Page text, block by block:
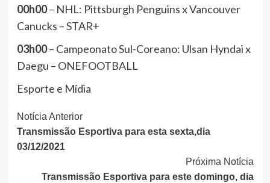
00h00– NHL: Pittsburgh Penguins x Vancouver
Canucks – STAR+
03h00– Campeonato Sul-Coreano: Ulsan Hyndai x
Daegu – ONEFOOTBALL
Esporte e Mídia
Continue
Lendo
Notícia Anterior
Transmissão Esportiva para esta sexta,dia
03/12/2021
Próxima Notícia
Transmissão Esportiva para este domingo, dia